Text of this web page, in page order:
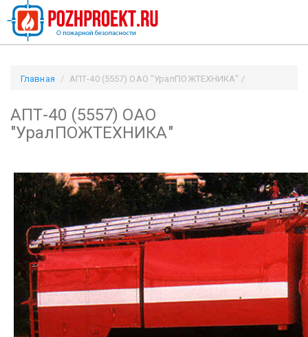
Главная
АПТ-40 (5557) ОАО "УралПОЖТЕХНИКА" /
АПТ-40 (5557) ОАО
"УралПОЖТЕХНИКА"